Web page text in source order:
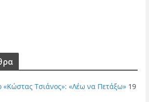
«Κώστας Τσιάνος»: «Λέω να Πετάξω» 19